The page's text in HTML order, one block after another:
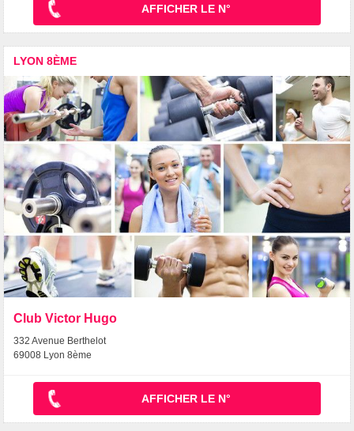
AFFICHER LE N°
LYON 8ÈME
Club Victor Hugo
332 Avenue Berthelot
69008 Lyon 8ème
AFFICHER LE N°